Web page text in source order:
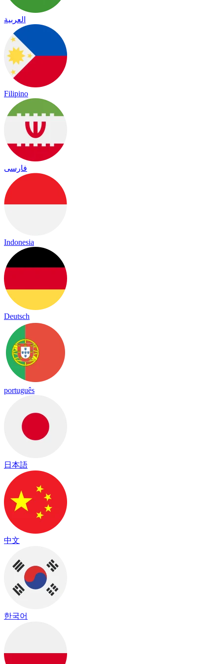
العربية
Filipino
فارسی
Indonesia
Deutsch
português
日本語
中文
한국어